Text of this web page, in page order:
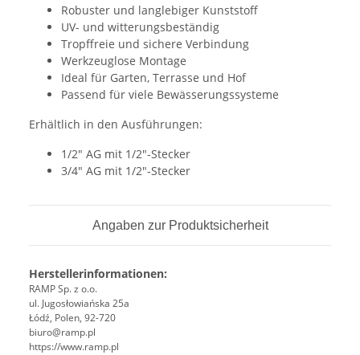
Robuster und langlebiger Kunststoff
UV- und witterungsbeständig
Tropffreie und sichere Verbindung
Werkzeuglose Montage
Ideal für Garten, Terrasse und Hof
Passend für viele Bewässerungssysteme
Erhältlich in den Ausführungen:
1/2" AG mit 1/2"-Stecker
3/4" AG mit 1/2"-Stecker
Angaben zur Produktsicherheit
Herstellerinformationen:
RAMP Sp. z o.o.
ul. Jugosłowiańska 25a
Łódź, Polen, 92-720
biuro@ramp.pl
https://www.ramp.pl